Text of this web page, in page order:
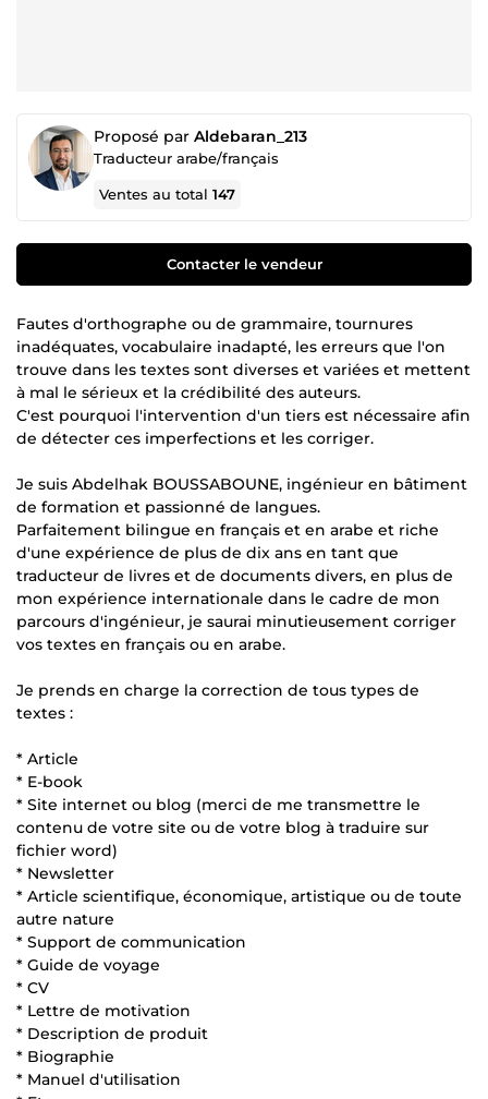
Proposé par Aldebaran_213
Traducteur arabe/français
Ventes au total147
Contacter le vendeur
Fautes d'orthographe ou de grammaire, tournures
inadéquates, vocabulaire inadapté, les erreurs que l'on
trouve dans les textes sont diverses et variées et mettent
à mal le sérieux et la crédibilité des auteurs.
C'est pourquoi l'intervention d'un tiers est nécessaire afin
de détecter ces imperfections et les corriger.
Je suis Abdelhak BOUSSABOUNE, ingénieur en bâtiment
de formation et passionné de langues.
Parfaitement bilingue en français et en arabe et riche
d'une expérience de plus de dix ans en tant que
traducteur de livres et de documents divers, en plus de
mon expérience internationale dans le cadre de mon
parcours d'ingénieur, je saurai minutieusement corriger
vos textes en français ou en arabe.
Je prends en charge la correction de tous types de
textes :
* Article
* E-book
* Site internet ou blog (merci de me transmettre le
contenu de votre site ou de votre blog à traduire sur
fichier word)
* Newsletter
* Article scientifique, économique, artistique ou de toute
autre nature
* Support de communication
* Guide de voyage
* CV
* Lettre de motivation
* Description de produit
* Biographie
* Manuel d'utilisation